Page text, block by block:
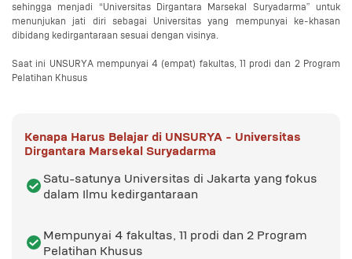
sehingga menjadi “Universitas Dirgantara Marsekal Suryadarma” untuk
menunjukan jati diri sebagai Universitas yang mempunyai ke-khasan
dibidang kedirgantaraan sesuai dengan visinya.
Saat ini UNSURYA mempunyai 4 (empat) fakultas, 11 prodi dan 2 Program
Pelatihan Khusus
Kenapa Harus Belajar di UNSURYA - Universitas
Dirgantara Marsekal Suryadarma
Satu-satunya Universitas di Jakarta yang fokus
dalam Ilmu kedirgantaraan
Mempunyai 4 fakultas, 11 prodi dan 2 Program
Pelatihan Khusus